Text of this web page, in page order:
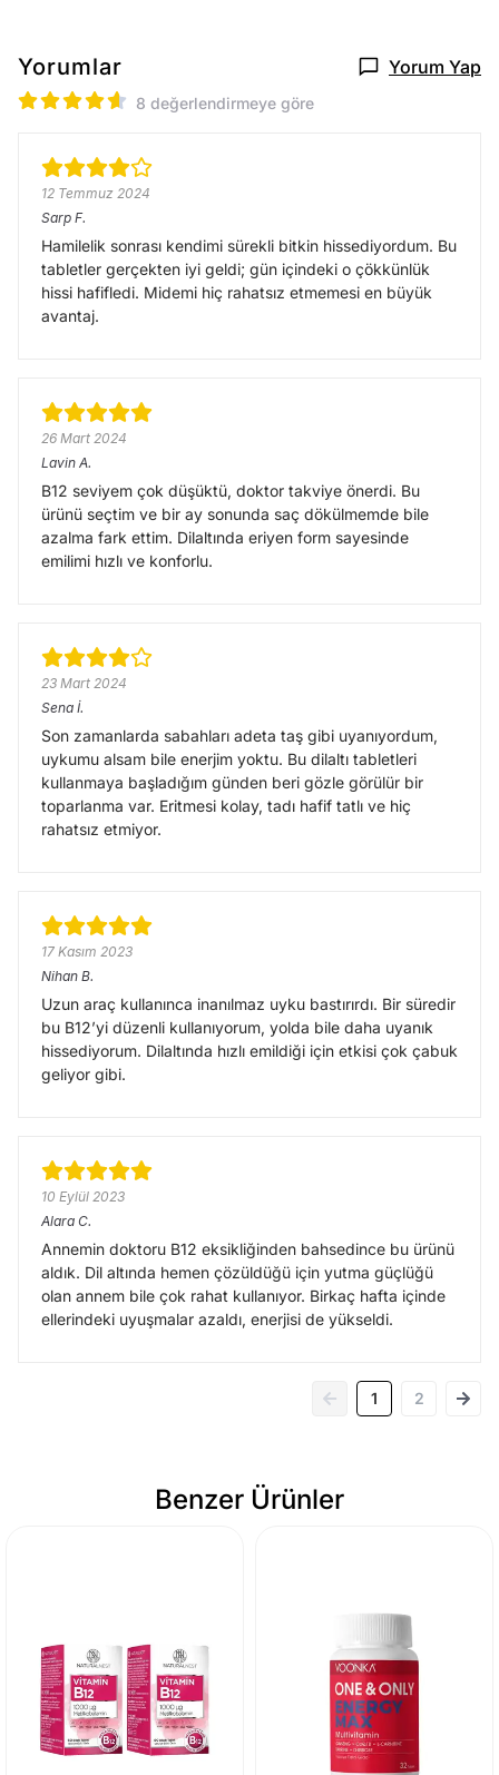
Yorumlar Yorum Yap
8 değerlendirmeye göre
12 Temmuz 2024
Sarp F.
Hamilelik sonrası kendimi sürekli bitkin hissediyordum. Bu
tabletler gerçekten iyi geldi; gün içindeki o çökkünlük
hissi hafifledi. Midemi hiç rahatsız etmemesi en büyük
avantaj.
26 Mart 2024
Lavin A.
B12 seviyem çok düşüktü, doktor takviye önerdi. Bu
ürünü seçtim ve bir ay sonunda saç dökülmemde bile
azalma fark ettim. Dilaltında eriyen form sayesinde
emilimi hızlı ve konforlu.
23 Mart 2024
Sena İ.
Son zamanlarda sabahları adeta taş gibi uyanıyordum,
uykumu alsam bile enerjim yoktu. Bu dilaltı tabletleri
kullanmaya başladığım günden beri gözle görülür bir
toparlanma var. Eritmesi kolay, tadı hafif tatlı ve hiç
rahatsız etmiyor.
17 Kasım 2023
Nihan B.
Uzun araç kullanınca inanılmaz uyku bastırırdı. Bir süredir
bu B12’yi düzenli kullanıyorum, yolda bile daha uyanık
hissediyorum. Dilaltında hızlı emildiği için etkisi çok çabuk
geliyor gibi.
10 Eylül 2023
Alara C.
Annemin doktoru B12 eksikliğinden bahsedince bu ürünü
aldık. Dil altında hemen çözüldüğü için yutma güçlüğü
olan annem bile çok rahat kullanıyor. Birkaç hafta içinde
ellerindeki uyuşmalar azaldı, enerjisi de yükseldi.
1 2
Benzer Ürünler